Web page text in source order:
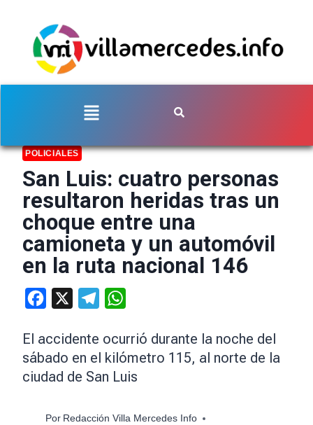
POLICIALES
San Luis: cuatro personas
resultaron heridas tras un
choque entre una
camioneta y un automóvil
en la ruta nacional 146
Facebook Telegram
El accidente ocurrió durante la noche del
sábado en el kilómetro 115, al norte de la
ciudad de San Luis
Por Redacción Villa Mercedes Info